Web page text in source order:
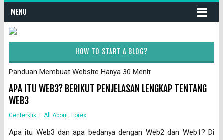
MENU
HOW TO START A BLOG?
Panduan Membuat Website Hanya 30 Menit
APA ITU WEB3? BERIKUT PENJELASAN LENGKAP TENTANG
WEB3
Centerklik All About, Forex
Apa itu Web3 dan apa bedanya dengan Web2 dan Web1? Di